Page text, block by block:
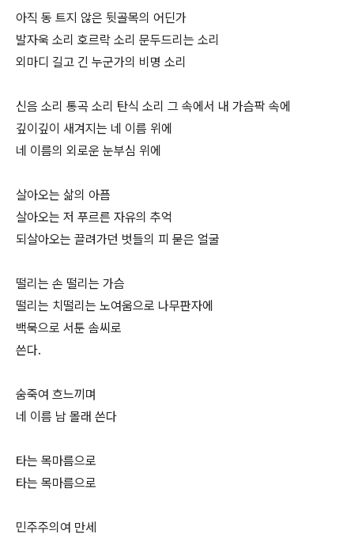
아직 동 트지 않은 뒷골목의 어딘가
발자욱 소리 호르락 소리 문두드리는 소리
외마디 길고 긴 누군가의 비명 소리
신음 소리 통곡 소리 탄식 소리 그 속에서 내 가슴팍 속에
깊이깊이 새겨지는 네 이름 위에
네 이름의 외로운 눈부심 위에
살아오는 삶의 아픔
살아오는 저 푸르른 자유의 추억
되살아오는 끌려가던 벗들의 피 묻은 얼굴
떨리는 손 떨리는 가슴
떨리는 치떨리는 노여움으로 나무판자에
백묵으로 서툰 솜씨로
쓴다.
숨죽여 흐느끼며
네 이름 남 몰래 쓴다
타는 목마름으로
타는 목마름으로
민주주의여 만세